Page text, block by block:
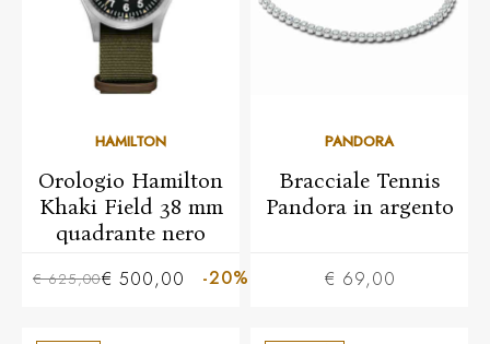
HAMILTON
Orologio Hamilton
Khaki Field 38 mm
quadrante nero
€ 625,00€ 500,00 -20%
PANDORA
Bracciale Tennis
Pandora in argento
€ 69,00